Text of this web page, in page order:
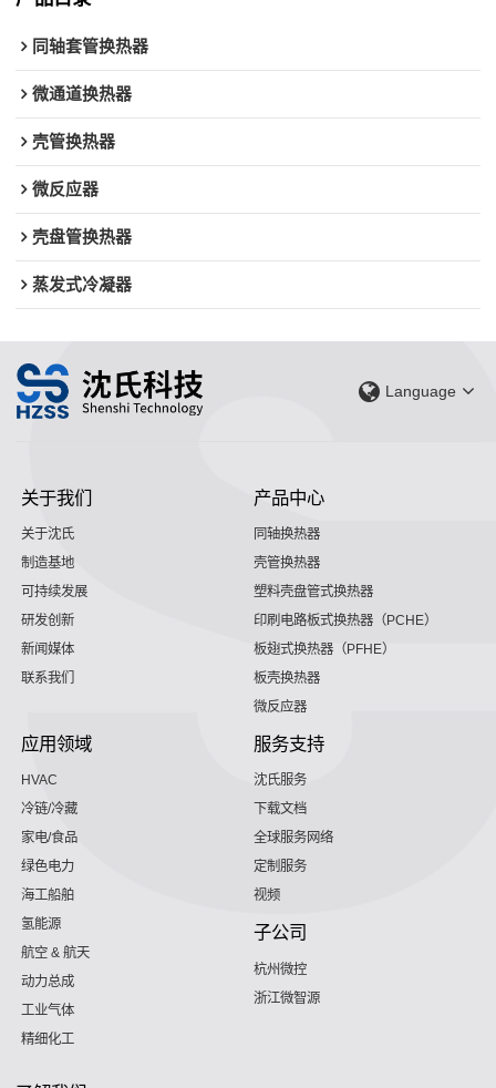
同轴套管换热器
微通道换热器
壳管换热器
微反应器
壳盘管换热器
蒸发式冷凝器
Language
关于我们
关于沈氏
制造基地
可持续发展
研发创新
新闻媒体
联系我们
产品中心
同轴换热器
壳管换热器
塑料壳盘管式换热器
印刷电路板式换热器（PCHE）
板翅式换热器（PFHE）
板壳换热器
微反应器
应用领域
HVAC
冷链/冷藏
家电/食品
绿色电力
海工船舶
氢能源
航空 & 航天
动力总成
工业气体
精细化工
服务支持
沈氏服务
下载文档
全球服务网络
定制服务
视频
子公司
杭州微控
浙江微智源